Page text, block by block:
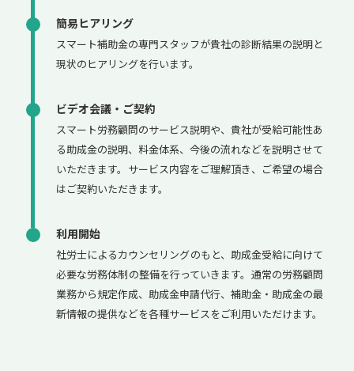
簡易ヒアリング
スマート補助金の専門スタッフが貴社の診断結果の説明と
現状のヒアリングを行います。
ビデオ会議・ご契約
スマート労務顧問のサービス説明や、貴社が受給可能性あ
る助成金の説明、料金体系、今後の流れなどを説明させて
いただきます。サービス内容をご理解頂き、ご希望の場合
はご契約いただきます。
利用開始
社労士によるカウンセリングのもと、助成金受給に向けて
必要な労務体制の整備を行っていきます。通常の労務顧問
業務から規定作成、助成金申請代行、補助金・助成金の最
新情報の提供などを各種サービスをご利用いただけます。